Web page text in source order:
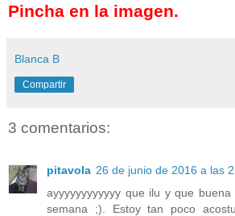
Pincha en la imagen.
Blanca B
Compartir
3 comentarios:
pitavola 26 de junio de 2016 a las
ayyyyyyyyyyyy que ilu y que
semana ;). Estoy tan poco